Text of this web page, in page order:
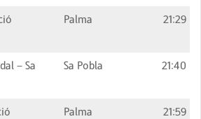
Palma 21:29
– Sa
Sa Pobla 21:40
Palma 21:59